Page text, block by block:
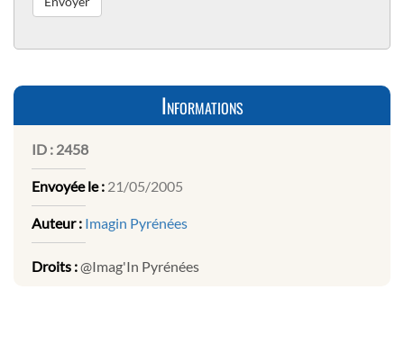
Informations
ID : 2458
Envoyée le : 21/05/2005
Auteur : Imagin Pyrénées
Droits :@Imag'In Pyrénées